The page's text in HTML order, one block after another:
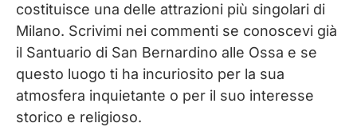
costituisce una delle attrazioni più singolari di
Milano. Scrivimi nei commenti se conoscevi già
il Santuario di San Bernardino alle Ossa e se
questo luogo ti ha incuriosito per la sua
atmosfera inquietante o per il suo interesse
storico e religioso.